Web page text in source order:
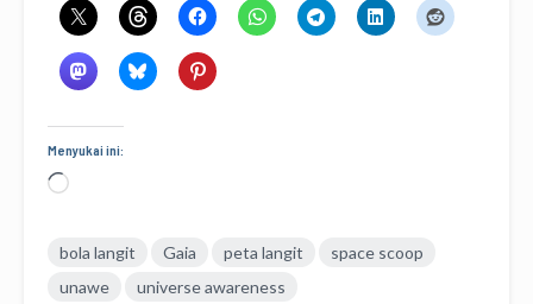
Menyukai ini:
Memuat...
bola langit Gaia peta langit
space scoop
unawe
universe awareness